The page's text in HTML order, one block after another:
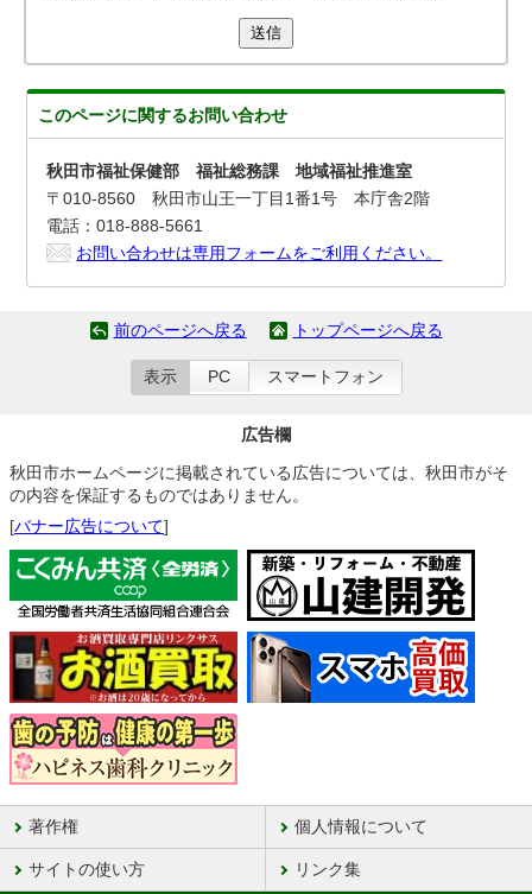
送信
このページに関するお問い合わせ
秋田市福祉保健部 福祉総務課 地域福祉推進室
〒010-8560 秋田市山王一丁目1番1号 本庁舎2階
電話：018-888-5661
お問い合わせは専用フォームをご利用ください。
前のページへ戻る トップページへ戻る
表示 PC スマートフォン
広告欄
秋田市ホームページに掲載されている広告については、秋田市がそ
の内容を保証するものではありません。
[バナー広告について]
著作権 個人情報について
サイトの使い方 リンク集